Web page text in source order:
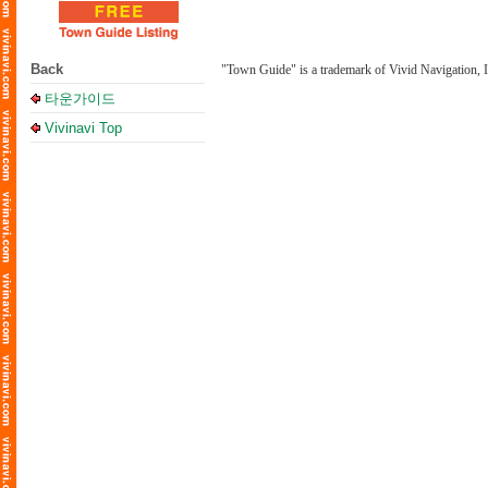
Back
타운가이드
Vivinavi Top
"Town Guide" is a trademark of Vivid Navigation,